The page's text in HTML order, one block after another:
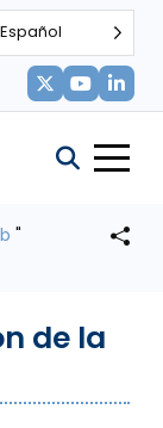
Español
"
de la